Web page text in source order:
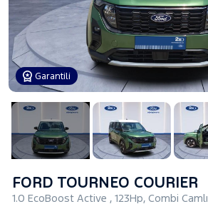
Garantili
FORD TOURNEO COURIER
1.0 EcoBoost Active , 123Hp, Combi Camlı